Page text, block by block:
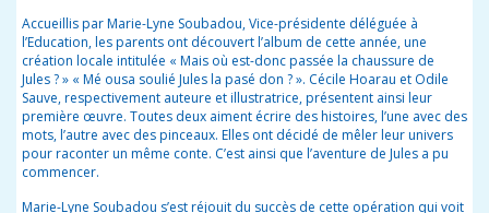
Accueillis par Marie-Lyne Soubadou, Vice-présidente déléguée à
l’Education, les parents ont découvert l’album de cette année, une
création locale intitulée « Mais où est-donc passée la chaussure de
Jules ? » « Mé ousa soulié Jules la pasé don ? ». Cécile Hoarau et Odile
Sauve, respectivement auteure et illustratrice, présentent ainsi leur
première œuvre. Toutes deux aiment écrire des histoires, l’une avec des
mots, l’autre avec des pinceaux. Elles ont décidé de mêler leur univers
pour raconter un même conte. C’est ainsi que l’aventure de Jules a pu
commencer.
Marie-Lyne Soubadou s’est réjouit du succès de cette opération qui voit